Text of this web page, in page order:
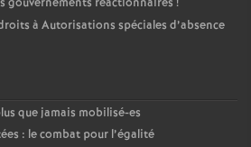
à Autorisations spéciales d’absence
que jamais mobilisé-es
: le combat pour l’égalité